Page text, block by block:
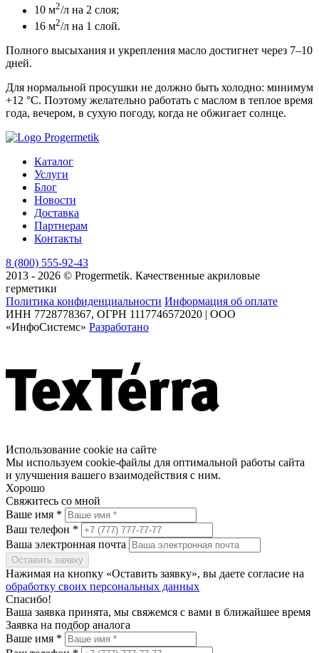
10 м2/л на 2 слоя;
16 м2/л на 1 слой.
Полного высыхания и укрепления масло достигнет через 7–10
дней.
Для нормальной просушки не должно быть холодно: минимум
+12 °C. Поэтому желательно работать с маслом в теплое время
года, вечером, в сухую погоду, когда не обжигает солнце.
Каталог
Услуги
Блог
Новости
Доставка
Партнерам
Контакты
8 (800) 555-92-43
2013 - 2026 © Progermetik. Качественные акриловые
герметики
Политика конфиденциальности Информация об оплате
ИНН 7728778367, ОГРН 1117746572020 | ООО
«ИнфоСистемс» Разработано
Использование cookie на сайте
Мы используем cookie-файлы для оптимальной работы сайта
и улучшения вашего взаимодействия с ним.
Хорошо
Свяжитесь со мной
Ваше имя *
Ваш телефон *
Ваша электронная почта
Оставить заявку
Нажимая на кнопку «Оставить заявку», вы даете согласие на
обработку своих персональных данных
Спасибо!
Ваша заявка принята, мы свяжемся с вами в ближайшее время
Заявка на подбор аналога
Ваше имя *